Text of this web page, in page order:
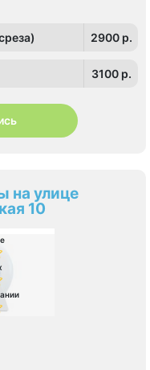
2900 p.
3100 p.
на улице
10